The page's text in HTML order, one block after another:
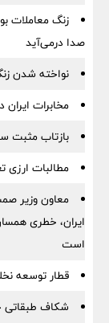
زنگ معاملات
صدا درمی‌آید
نواخته شدن
مخابرات
بازتاب مثبت
مطالبات
معاون وزیر
ایران، خطری
است
قطار توسعه نخلک به
شکاف طبقاتی